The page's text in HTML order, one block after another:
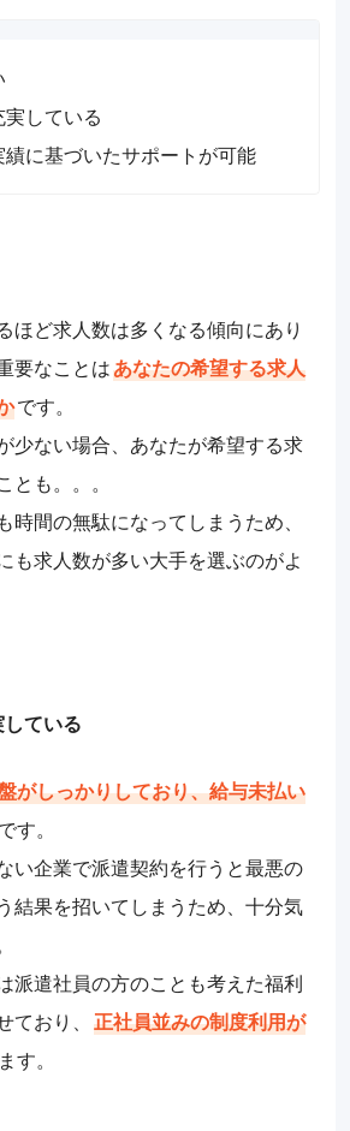
している
績に基づいたサポートが可能
ほど求人数は多くなる傾向にあり
要なことはあなたの希望する求人
です。
少ない場合、あなたが希望する求
とも。。。
時間の無駄になってしまうため、
も求人数が多い大手を選ぶのがよ
ている
がしっかりしており、給与未払い
です。
い企業で派遣契約を行うと最悪の
結果を招いてしまうため、十分気
派遣社員の方のことも考えた福利
おり、 正社員並みの制度利用が
す。